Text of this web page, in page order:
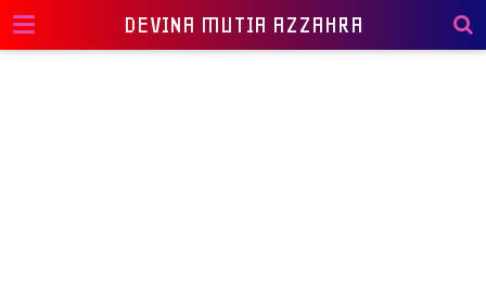
DEVINA MUTIA AZZAHRA